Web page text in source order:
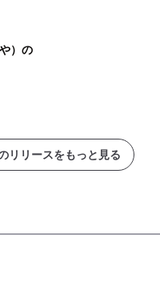
）の
リリースをもっと見る